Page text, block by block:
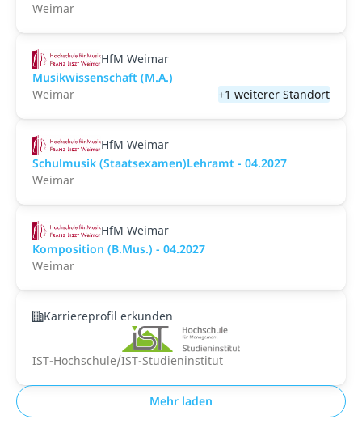
Weimar
HfM Weimar
Musikwissenschaft (M.A.)
Weimar
+1 weiterer Standort
HfM Weimar
Schulmusik (Staatsexamen)Lehramt - 04.2027
Weimar
HfM Weimar
Komposition (B.Mus.) - 04.2027
Weimar
Karriereprofil erkunden
IST-Hochschule/IST-Studieninstitut
Mehr laden